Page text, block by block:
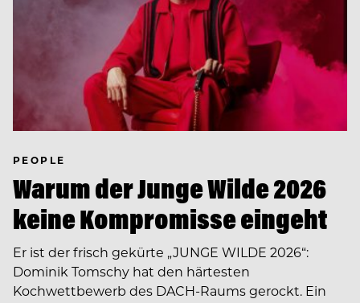
PEOPLE
Warum der Junge Wilde 2026
keine Kompromisse eingeht
Er ist der frisch gekürte „JUNGE WILDE 2026“:
Dominik Tomschy hat den härtesten
Kochwettbewerb des DACH-Raums gerockt. Ein